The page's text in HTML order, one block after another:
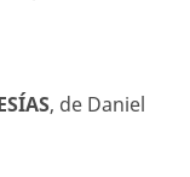
, de Daniel